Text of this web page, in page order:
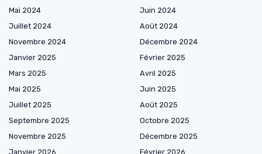
Mai 2024
Juin 2024
Juillet 2024
Août 2024
Novembre 2024
Décembre 2024
Janvier 2025
Février 2025
Mars 2025
Avril 2025
Mai 2025
Juin 2025
Juillet 2025
Août 2025
Septembre 2025
Octobre 2025
Novembre 2025
Décembre 2025
Janvier 2026
Février 2026